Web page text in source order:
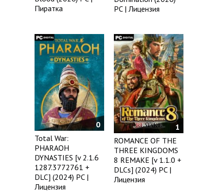
Пиратка
PC | Лицензия
0
Total War:
PHARAOH
DYNASTIES [v 2.1.6
1287.3772761 +
DLC] (2024) PC |
Лицензия
1
ROMANCE OF THE
THREE KINGDOMS
8 REMAKE [v 1.1.0 +
DLCs] (2024) PC |
Лицензия